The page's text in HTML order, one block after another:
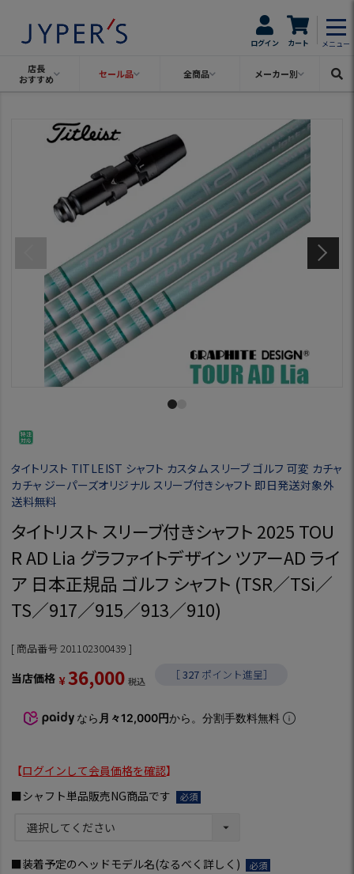
ログイン カート メニュー
店長
おすすめ
セール品 全商品 メーカー別
タイトリスト TITLEIST シャフト カスタム スリーブ ゴルフ 可変 カチャ
カチャ ジーパーズオリジナル スリーブ付きシャフト 即日発送対象外
送料無料
タイトリスト スリーブ付きシャフト 2025 TOU
R AD Lia グラファイトデザイン ツアーAD ライ
ア 日本正規品 ゴルフ シャフト (TSR／TSi／
TS／917／915／913／910)
商品番号201102300439
当店価格 ¥36,000 税込 ［327 ポイント進呈］
なら 月々12,000円から。分割手数料無料
【ログインして会員価格を確認】
■シャフト単品販売NG商品です
■装着予定のヘッドモデル名(なるべく詳しく)